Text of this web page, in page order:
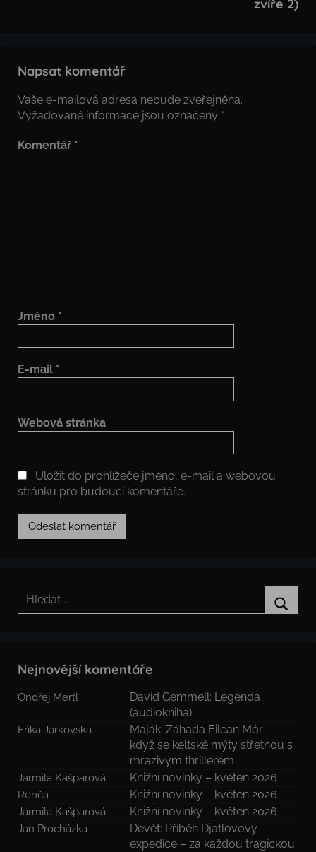
zvíře 2)
Napsat komentář
Vaše e-mailová adresa nebude zveřejněna.
Vyžadované informace jsou označeny *
Komentář *
Jméno *
E-mail *
Webová stránka
Uložit do prohlížeče jméno, e-mail a webovou
stránku pro budoucí komentáře.
Hledat:
Nejnovější komentáře
Ondřej Mertl
David Gemmell: Legenda
(audiokniha)
Erika Jarkovska
Maják: Záhada Eilean Mór –
když se keltské mýty střetnou s
mrazivým thrillerem
Jarmila Kašparová Knižní novinky – květen 2026
Renča Knižní novinky – květen 2026
Jarmila Kašparová Knižní novinky – květen 2026
Jan Procházka
Devět: Příběh Djatlovovy
expedice – za každou tragickou